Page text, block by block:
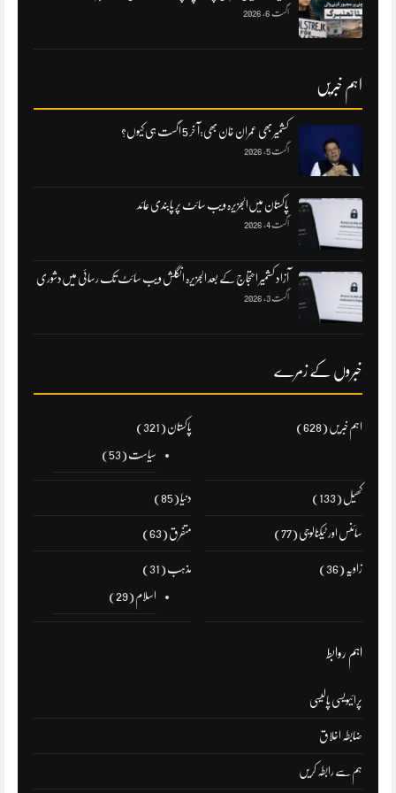
اگست 6, 2026
اہم خبریں
کشمیر بھی عمران خان بھی:آ خر 5 اگست ہی کیوں؟
اگست 5, 2026
پاکستان میں‌الجزیرہ ویب سائٹ پر پابندی عائد
اگست 4, 2026
آزاد کشمیر احتجاج کے بعد الجزیرہ انگلش ویب سائٹ تک رسائی میں‌دشوری
اگست 3, 2026
خبروں کے زمرے
اہم خبریں(628) پاکستان(321)
سیاست(53)
کھیل(133) دنیا(85)
سائنس اور ٹیکنالوجی(77) متفرق(63)
زاویہ (36) مذہب(31)
اسلام (29)
اہم روابط
پرائیویسی پالیسی
ضابطہ اخلاق
ہم سے رابطہ کریں